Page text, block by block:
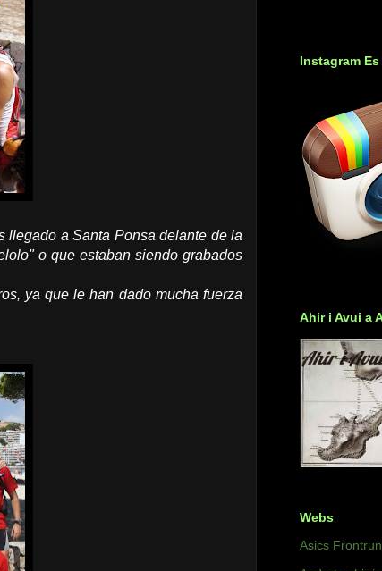
llegado a Santa Ponsa delante de la
o que estaban siendo grabados
ya que le han dado mucha fuerza
Instagram
Ahir i Avui a
Webs
Asics